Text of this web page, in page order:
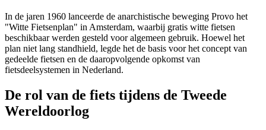
In de jaren 1960 lanceerde de anarchistische beweging Provo het
"Witte Fietsenplan" in Amsterdam, waarbij gratis witte fietsen
beschikbaar werden gesteld voor algemeen gebruik. Hoewel het
plan niet lang standhield, legde het de basis voor het concept van
gedeelde fietsen en de daaropvolgende opkomst van
fietsdeelsystemen in Nederland.
De rol van de fiets tijdens de Tweede
Wereldoorlog